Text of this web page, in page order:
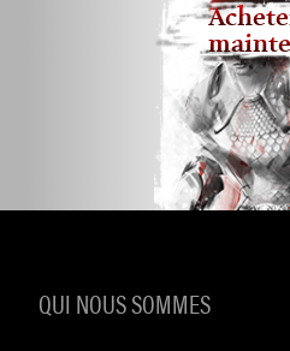
QUI NOUS SOMMES